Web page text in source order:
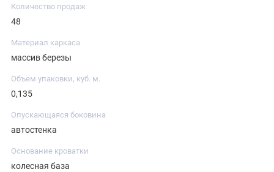
Количество продаж
48
Материал каркаса
массив березы
Объем упаковки, куб. м.
0,135
Опускающаяся боковина
автостенка
Основание кроватки
колесная база